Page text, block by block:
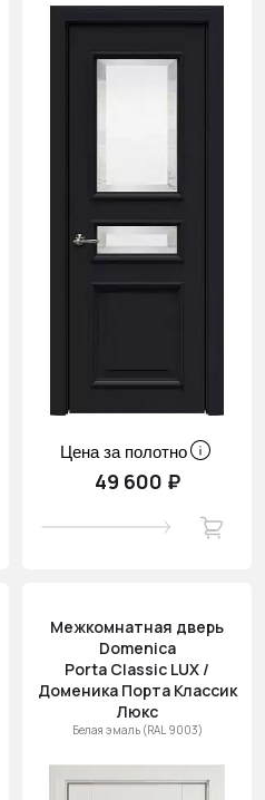
Цена за полотно
49 600 ₽
Межкомнатная дверь
Domenica
Porta Classic LUX /
Доменика Порта Классик
Люкс
Белая эмаль (RAL 9003)